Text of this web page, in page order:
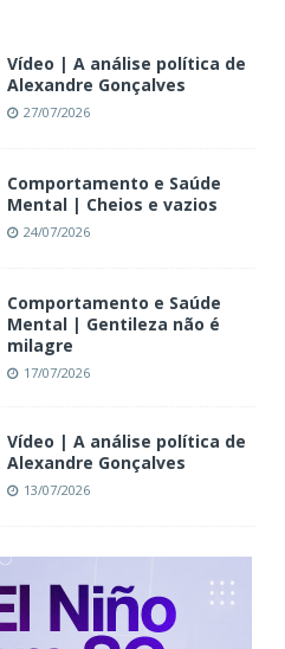
Vídeo | A análise política de
Alexandre Gonçalves
27/07/2026
Comportamento e Saúde
Mental | Cheios e vazios
24/07/2026
Comportamento e Saúde
Mental | Gentileza não é
milagre
17/07/2026
Vídeo | A análise política de
Alexandre Gonçalves
13/07/2026